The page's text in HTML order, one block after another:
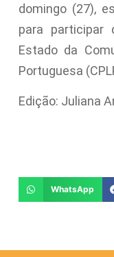
domingo (27),
para participar
Estado da
Portuguesa
Edição: Juliana
WhatsApp